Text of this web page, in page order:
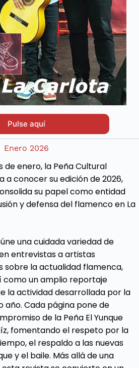
Pulse aquí
Enero 2026
de enero, la Peña Cultural
a conocer su edición de 2026,
su papel como entidad
y defensa del flamenco en La
una cuidada variedad de
entrevistas a artistas
sobre la actualidad flamenca,
como un amplio reportaje
la actividad desarrollada por la
año. Cada página pone de
de la Peña El Yunque
fomentando el respeto por la
el respaldo a las nuevas
y el baile. Más allá de una